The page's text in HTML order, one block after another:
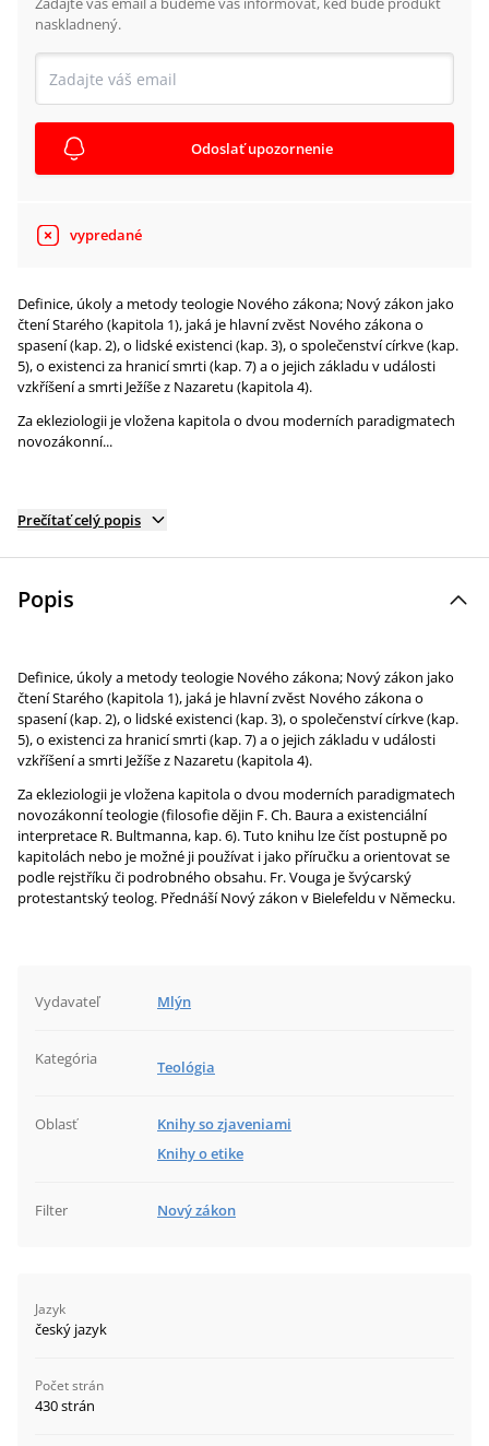
naskladnený.
Odoslať upozornenie
vypredané
Definice, úkoly a metody teologie Nového zákona; Nový zákon jako
čtení Starého (kapitola 1), jaká je hlavní zvěst Nového zákona o
spasení (kap. 2), o lidské existenci (kap. 3), o společenství církve (kap.
5), o existenci za hranicí smrti (kap. 7) a o jejich základu v události
vzkříšení a smrti Ježíše z Nazaretu (kapitola 4).
Za ekleziologii je vložena kapitola o dvou moderních paradigmatech
novozákonní...
Prečítať celý popis
Popis
Definice, úkoly a metody teologie Nového zákona; Nový zákon jako
čtení Starého (kapitola 1), jaká je hlavní zvěst Nového zákona o
spasení (kap. 2), o lidské existenci (kap. 3), o společenství církve (kap.
5), o existenci za hranicí smrti (kap. 7) a o jejich základu v události
vzkříšení a smrti Ježíše z Nazaretu (kapitola 4).
Za ekleziologii je vložena kapitola o dvou moderních paradigmatech
novozákonní teologie (filosofie dějin F. Ch. Baura a existenciální
interpretace R. Bultmanna, kap. 6). Tuto knihu lze číst postupně po
kapitolách nebo je možné ji používat i jako příručku a orientovat se
podle rejstříku či podrobného obsahu. Fr. Vouga je švýcarský
protestantský teolog. Přednáší Nový zákon v Bielefeldu v Německu.
Vydavateľ Mlýn
Kategória Teológia
Oblasť
Knihy so zjaveniami
Knihy o etike
Filter Nový zákon
Jazyk
český jazyk
Počet strán
430 strán